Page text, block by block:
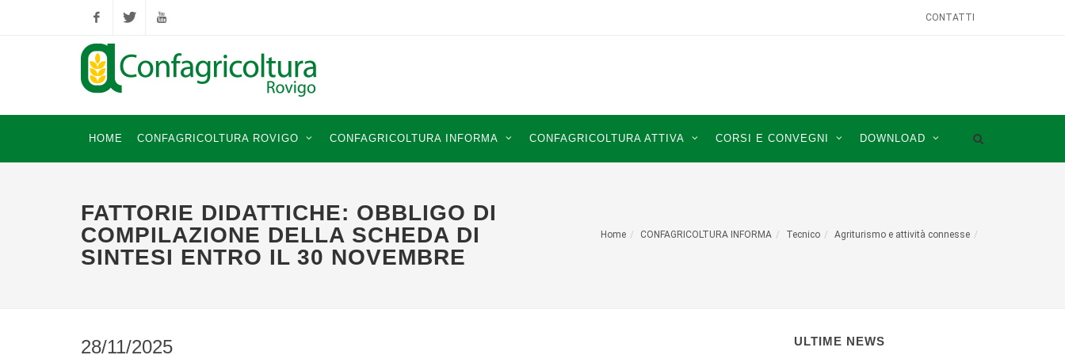
FacebookTwitter YouTube
CONTATTI
HOME CONFAGRICOLTURA ROVIGO CONFAGRICOLTURA INFORMA CONFAGRICOLTURA ATTIVA CORSI E CONVEGNI DOWNLOAD
FATTORIE DIDATTICHE: OBBLIGO DI
COMPILAZIONE DELLA SCHEDA DI
SINTESI ENTRO IL 30 NOVEMBRE
Home CONFAGRICOLTURA INFORMA Tecnico Agriturismo e attività connesse
28/11/2025 ULTIME NEWS